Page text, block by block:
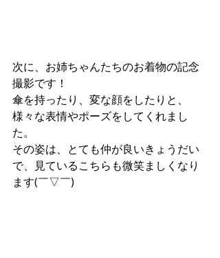
次に、お姉ちゃんたちのお着物の記念
撮影です！
傘を持ったり、変な顔をしたりと、
様々な表情やポーズをしてくれまし
た。
その姿は、とても仲が良いきょうだい
で、見ているこちらも微笑ましくなり
ます(￣▽￣)